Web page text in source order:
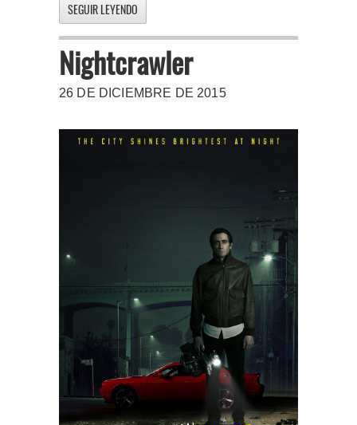
SEGUIR LEYENDO
Nightcrawler
26 DE DICIEMBRE DE 2015